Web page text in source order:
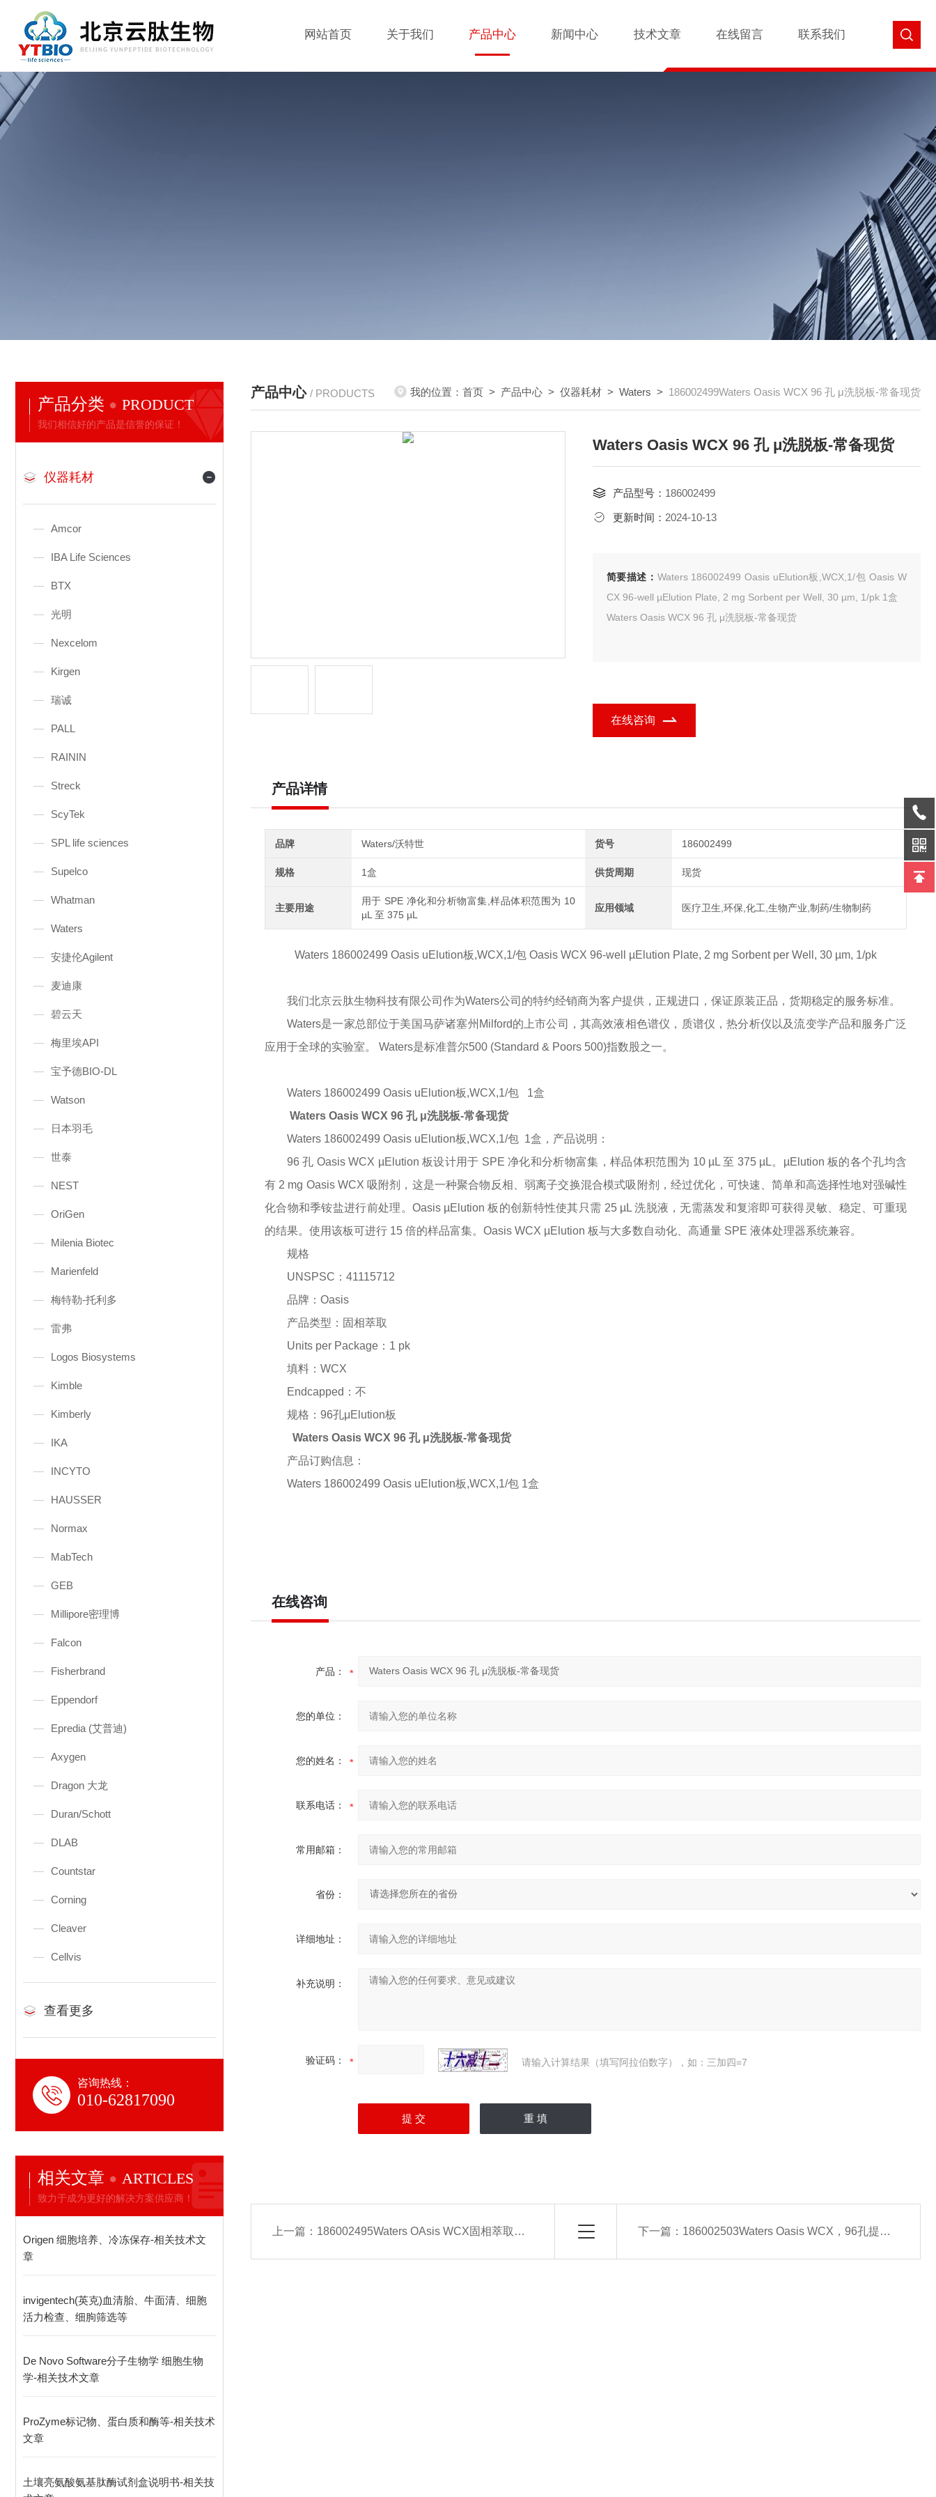
网站首页 关于我们 产品中心 新闻中心 技术文章 在线留言 联系我们
产品分类 PRODUCT
我们相信好的产品是信誉的保证！
仪器耗材
Amcor
IBA Life Sciences
BTX
光明
Nexcelom
Kirgen
瑞诚
PALL
RAININ
Streck
ScyTek
SPL life sciences
Supelco
Whatman
Waters
安捷伦Agilent
麦迪康
碧云天
梅里埃API
宝予德BIO-DL
Watson
日本羽毛
世泰
NEST
OriGen
Milenia Biotec
Marienfeld
梅特勒-托利多
雷弗
Logos Biosystems
Kimble
Kimberly
IKA
INCYTO
HAUSSER
Normax
MabTech
GEB
Millipore密理博
Falcon
Fisherbrand
Eppendorf
Epredia (艾普迪)
Axygen
Dragon 大龙
Duran/Schott
DLAB
Countstar
Corning
Cleaver
Cellvis
查看更多
咨询热线：
010-62817090
相关文章 ARTICLES
致力于成为更好的解决方案供应商！
Origen 细胞培养、冷冻保存-相关技术文
章
invigentech(英克)血清胎、牛面清、细胞
活力检查、细朐筛选等
De Novo Software分子生物学 细胞生物
学-相关技术文章
ProZyme标记物、蛋白质和酶等-相关技术
文章
土壤亮氨酸氨基肽酶试剂盒说明书-相关技
产品中心 / PRODUCTS 我的位置： 首页 > 产品中心 > 仪器耗材 > Waters > 186002499Waters Oasis WCX 96 孔 μ洗脱板-常备现货
Waters Oasis WCX 96 孔 μ洗脱板-常备现货
产品型号： 186002499
更新时间： 2024-10-13
简要描述： Waters 186002499 Oasis uElution板,WCX,1/包 Oasis W
CX 96-well µElution Plate, 2 mg Sorbent per Well, 30 µm, 1/pk 1盒
Waters Oasis WCX 96 孔 μ洗脱板-常备现货
在线咨询
产品详情
品牌 Waters/沃特世 货号 186002499
规格 1盒 供货周期 现货
主要用途
用于 SPE 净化和分析物富集,样品体积范围为 10
µL 至 375 µL
应用领域 医疗卫生,环保,化工,生物产业,制药/生物制药
Waters 186002499 Oasis uElution板,WCX,1/包 Oasis WCX 96-well µElution Plate, 2 mg Sorbent per Well, 30 µm, 1/pk
我们北京云肽生物科技有限公司作为Waters公司的特约经销商为客户提供，正规进口，保证原装正品，货期稳定的服务标准。
Waters是一家总部位于美国马萨诸塞州Milford的上市公司，其高效液相色谱仪，质谱仪，热分析仪以及流变学产品和服务广泛
应用于全球的实验室。 Waters是标准普尔500 (Standard & Poors 500)指数股之一。
Waters 186002499 Oasis uElution板,WCX,1/包 1盒
Waters Oasis WCX 96 孔 μ洗脱板-常备现货
Waters 186002499 Oasis uElution板,WCX,1/包 1盒，产品说明：
96 孔 Oasis WCX µElution 板设计用于 SPE 净化和分析物富集，样品体积范围为 10 µL 至 375 µL。µElution 板的各个孔均含
有 2 mg Oasis WCX 吸附剂，这是一种聚合物反相、弱离子交换混合模式吸附剂，经过优化，可快速、简单和高选择性地对强碱性
化合物和季铵盐进行前处理。Oasis µElution 板的创新特性使其只需 25 µL 洗脱液，无需蒸发和复溶即可获得灵敏、稳定、可重现
的结果。使用该板可进行 15 倍的样品富集。Oasis WCX µElution 板与大多数自动化、高通量 SPE 液体处理器系统兼容。
规格
UNSPSC ： 41115712
品牌： Oasis
产品类型：固相萃取
Units per Package ： 1 pk
填料： WCX
Endcapped ：不
规格： 96孔μElution板
Waters Oasis WCX 96 孔 μ洗脱板-常备现货
产品订购信息：
Waters 186002499 Oasis uElution板,WCX,1/包 1盒
在线咨询
产品：
您的单位：
您的姓名：
联系电话：
常用邮箱：
省份：
详细地址：
补充说明：
验证码： 请输入计算结果（填写阿拉伯数字），如：三加四=7
上一篇： 186002495Waters OAsis WCX固相萃取小柱-常备现货 下一篇： 186002503Waters Oasis WCX，96孔提取板-常备现货